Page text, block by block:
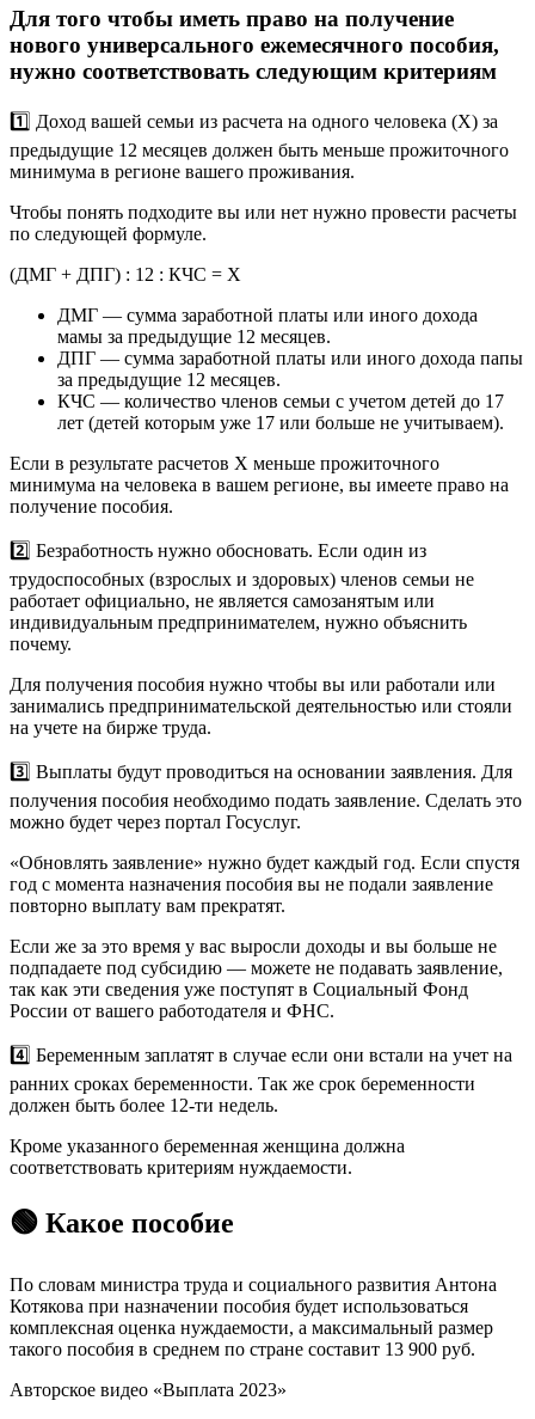
Для того чтобы иметь право на получение
нового универсального ежемесячного пособия,
нужно соответствовать следующим критериям
1️⃣ Доход вашей семьи из расчета на одного человека (Х) за
предыдущие 12 месяцев должен быть меньше прожиточного
минимума в регионе вашего проживания.
Чтобы понять подходите вы или нет нужно провести расчеты
по следующей формуле.
(ДМГ + ДПГ) : 12 : КЧС = Х
ДМГ — сумма заработной платы или иного дохода
мамы за предыдущие 12 месяцев.
ДПГ — сумма заработной платы или иного дохода папы
за предыдущие 12 месяцев.
КЧС — количество членов семьи с учетом детей до 17
лет (детей которым уже 17 или больше не учитываем).
Если в результате расчетов Х меньше прожиточного
минимума на человека в вашем регионе, вы имеете право на
получение пособия.
2️⃣ Безработность нужно обосновать. Если один из
трудоспособных (взрослых и здоровых) членов семьи не
работает официально, не является самозанятым или
индивидуальным предпринимателем, нужно объяснить
почему.
Для получения пособия нужно чтобы вы или работали или
занимались предпринимательской деятельностью или стояли
на учете на бирже труда.
3️⃣ Выплаты будут проводиться на основании заявления. Для
получения пособия необходимо подать заявление. Сделать это
можно будет через портал Госуслуг.
«Обновлять заявление» нужно будет каждый год. Если спустя
год с момента назначения пособия вы не подали заявление
повторно выплату вам прекратят.
Если же за это время у вас выросли доходы и вы больше не
подпадаете под субсидию — можете не подавать заявление,
так как эти сведения уже поступят в Социальный Фонд
России от вашего работодателя и ФНС.
4️⃣ Беременным заплатят в случае если они встали на учет на
ранних сроках беременности. Так же срок беременности
должен быть более 12-ти недель.
Кроме указанного беременная женщина должна
соответствовать критериям нуждаемости.
🟢 Какое пособие
По словам министра труда и социального развития Антона
Котякова при назначении пособия будет использоваться
комплексная оценка нуждаемости, а максимальный размер
такого пособия в среднем по стране составит 13 900 руб.
Авторское видео «Выплата 2023»